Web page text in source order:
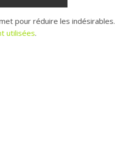
pour réduire les indésirables.
utilisées.